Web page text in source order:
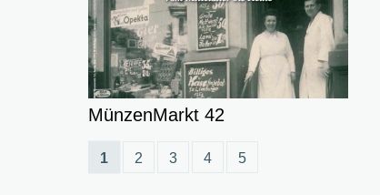
MünzenMarkt 42
1 2 3 4 5